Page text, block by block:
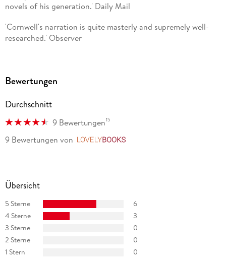
novels of his generation.' Daily Mail
'Cornwell's narration is quite masterly and supremely well-
researched.' Observer
Ninth-century Britain and a master of storytelling - it is a
battle scenes is well established. . . the language, and
particularly the dialogue, is raw and unarchaic, rich in insults
and Anglo-Saxon expletives.' Times Literary Supplement
Bewertungen
Durchschnitt
9 Bewertungen15
9 Bewertungen von
Übersicht
5 Sterne
6
4 Sterne
3
3 Sterne
0
2 Sterne
0
1 Stern
0